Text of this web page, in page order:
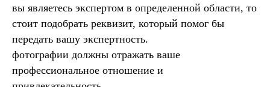
вы являетесь экспертом в определенной области, то
стоит подобрать реквизит, который помог бы
передать вашу экспертность.
фотографии должны отражать ваше
профессиональное отношение и